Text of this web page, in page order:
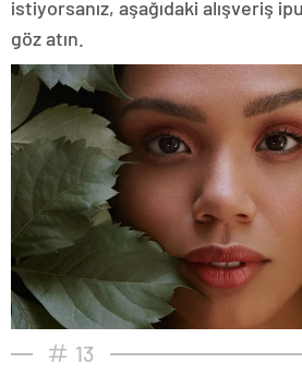
istiyorsanız, aşağıdaki alışveriş
göz atın.
13